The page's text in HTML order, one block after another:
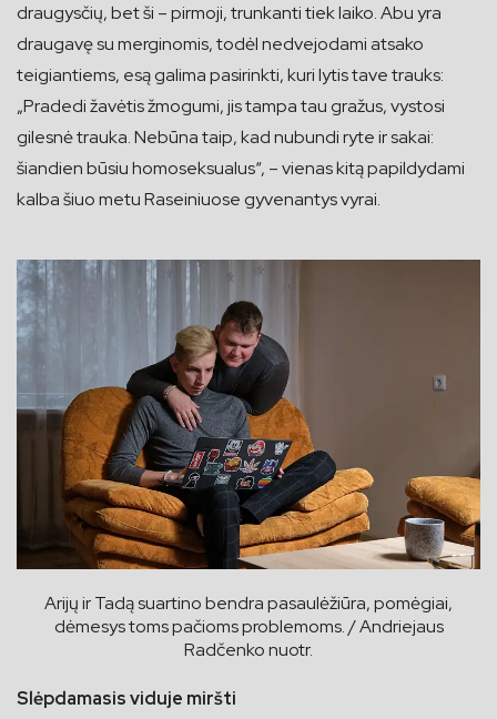
draugysčių, bet ši – pirmoji, trunkanti tiek laiko. Abu yra
draugavę su merginomis, todėl nedvejodami atsako
teigiantiems, esą galima pasirinkti, kuri lytis tave trauks:
„Pradedi žavėtis žmogumi, jis tampa tau gražus, vystosi
gilesnė trauka. Nebūna taip, kad nubundi ryte ir sakai:
šiandien būsiu homoseksualus“, – vienas kitą papildydami
kalba šiuo metu Raseiniuose gyvenantys vyrai.
Arijų ir Tadą suartino bendra pasaulėžiūra, pomėgiai,
dėmesys toms pačioms problemoms. / Andriejaus
Radčenko nuotr.
Slėpdamasis viduje miršti